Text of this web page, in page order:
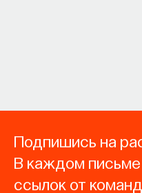
Подпишись на
В каждом письме
ссылок от